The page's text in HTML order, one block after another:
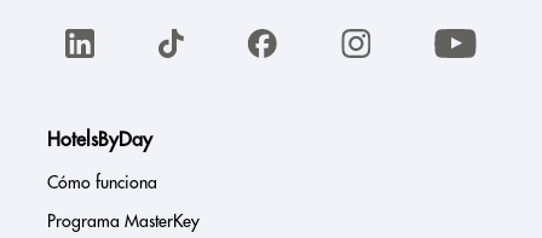
HotelsByDay
Cómo funciona
Programa MasterKey